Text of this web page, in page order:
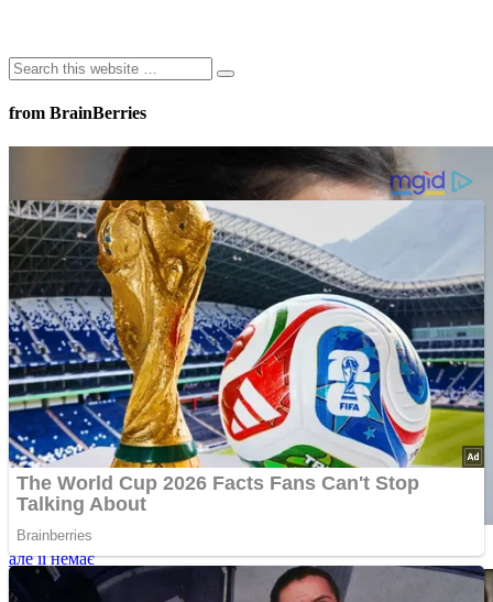
from BrainBerries
Синдром фантомної сирени: що робити, якщо ти чуєш сирену,
але її немає